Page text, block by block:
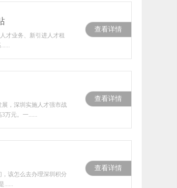
才业务、新引进人才租
查看详情
，深圳实施人才强市战
万元。一......
查看详情
该怎么去办理深圳积分
......
查看详情